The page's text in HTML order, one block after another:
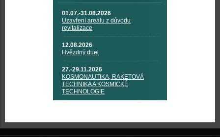
01.07.-31.08.2026
Uzavření areálu z důvodu
revitalizace
12.08.2026
Hvězdný duel
27.-29.11.2026
KOSMONAUTIKA, RAKETOVÁ
TECHNIKA A KOSMICKÉ
TECHNOLOGIE